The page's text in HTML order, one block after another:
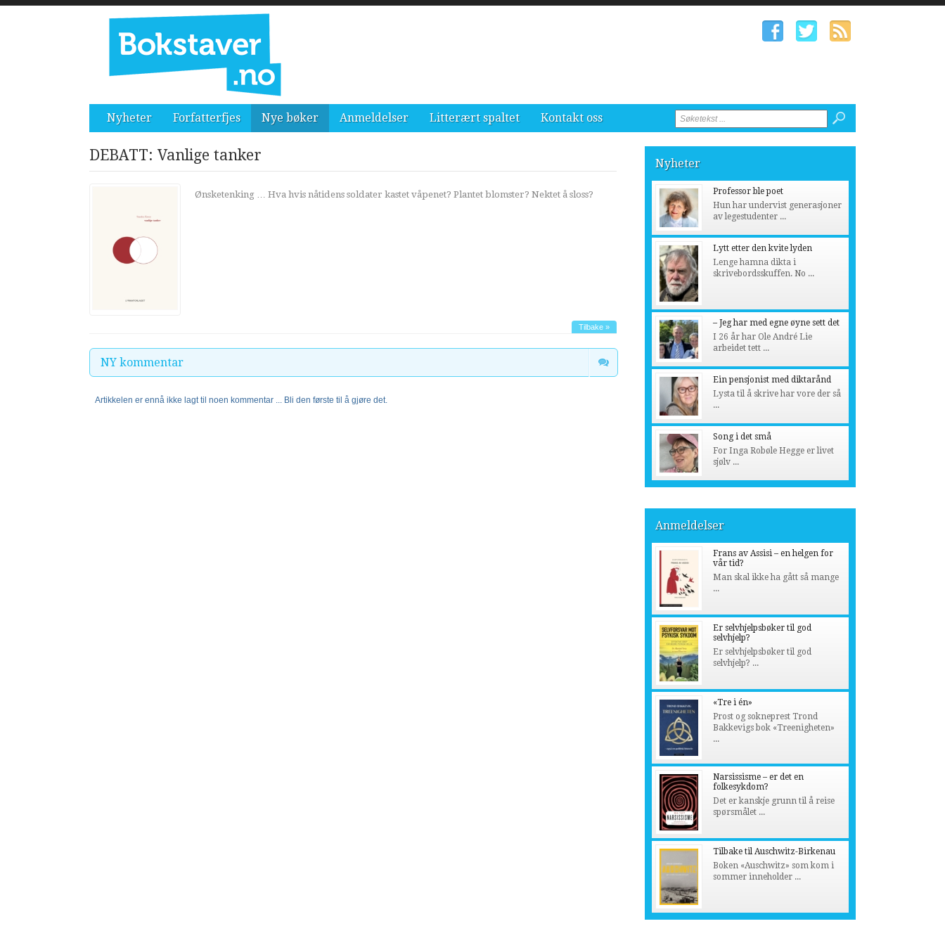
Nyheter Forfatterfjes Nye bøker Anmeldelser Litterært spaltet Kontakt oss
DEBATT: Vanlige tanker
Ønsketenking … Hva hvis nåtidens soldater kastet våpenet? Plantet blomster? Nektet å sloss?
Tilbake »
NY kommentar
Artikkelen er ennå ikke lagt til noen kommentar ... Bli den første til å gjøre det.
Nyheter
Professor ble poet
Hun har undervist generasjoner
av legestudenter ...
Lytt etter den kvite lyden
Lenge hamna dikta i
skrivebordsskuffen. No ...
– Jeg har med egne øyne sett det
I 26 år har Ole André Lie
arbeidet tett ...
Ein pensjonist med diktarånd
Lysta til å skrive har vore der så
...
Song i det små
For Inga Robøle Hegge er livet
sjølv ...
Anmeldelser
Frans av Assisi – en helgen for
vår tid?
Man skal ikke ha gått så mange
...
Er selvhjelpsbøker til god
selvhjelp?
Er selvhjelpsbøker til god
selvhjelp? ...
«Tre i én»
Prost og sokneprest Trond
Bakkevigs bok «Treenigheten»
...
Narsissisme – er det en
folkesykdom?
Det er kanskje grunn til å reise
spørsmålet ...
Tilbake til Auschwitz-Birkenau
Boken «Auschwitz» som kom i
sommer inneholder ...